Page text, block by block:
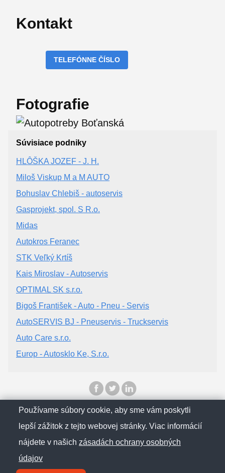
Kontakt
TELEFÓNNE ČÍSLO
Fotografie
Súvisiace podniky
HLÔŠKA JOZEF - J. H.
Miloš Viskup M a M AUTO
Bohuslav Chlebiš - autoservis
Gasprojekt, spol. S R.o.
Midas
Autokros Feranec
STK Veľký Krtíš
Kais Miroslav - Autoservis
OPTIMAL SK s.r.o.
Bigoš František - Auto - Pneu - Servis
AutoSERVIS BJ - Pneuservis - Truckservis
Auto Care s.r.o.
Europ - Autosklo Ke, S.r.o.
© SlovenskObcan 2025
Zásady ochrany osobných údajov
Používame súbory cookie, aby sme vám poskytli
lepší zážitok z tejto webovej stránky. Viac informácií
nájdete v našich zásadách ochrany osobných
údajov